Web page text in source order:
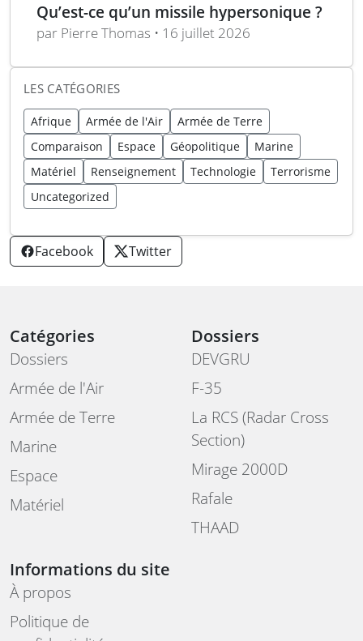
Qu’est-ce qu’un missile hypersonique ?
par Pierre Thomas • 16 juillet 2026
LES CATÉGORIES
Afrique Armée de l'Air
Armée de Terre
Comparaison
Espace Géopolitique
Marine
Matériel
Renseignement Technologie
Terrorisme
Uncategorized
Facebook Twitter
Catégories
Dossiers
Armée de l'Air
Armée de Terre
Marine
Espace
Matériel
Dossiers
DEVGRU
F-35
La RCS (Radar Cross
Section)
Mirage 2000D
Rafale
THAAD
Informations du site
À propos
Politique de